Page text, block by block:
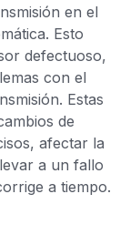
en el
Esto
defectuoso,
con el
Estas
de
afectar la
a un fallo
a tiempo.